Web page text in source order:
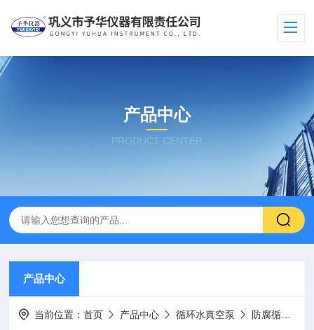
产品中心
PRODUCT CENTER
产品中心
当前位置：首页 产品中心 循环水真空泵 防腐循环水真空泵